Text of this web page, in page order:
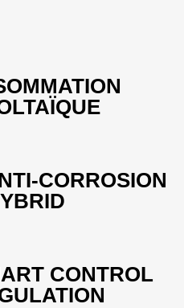
CORROSION
CONTROL